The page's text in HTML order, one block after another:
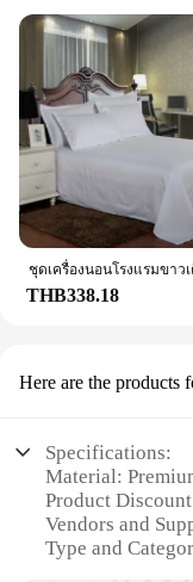
THB338.18
Here are the products
Specifications:
Material:
Product
Vendors and
Type and